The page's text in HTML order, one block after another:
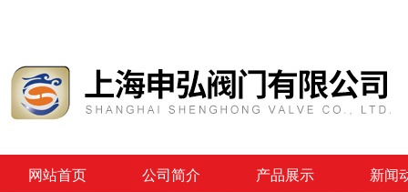
网站首页 公司简介 产品展示 新闻